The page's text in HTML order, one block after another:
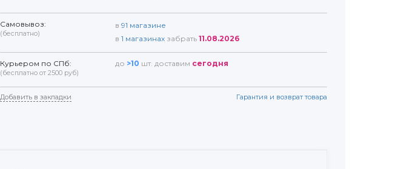
Самовывоз:
(бесплатно)
в 91 магазине
в 1 магазинах забрать 11.08.2026
Курьером по СПб:
(бесплатно от 2500 руб)
до >10 шт. доставим сегодня
Добавить в закладки Гарантия и возврат товара